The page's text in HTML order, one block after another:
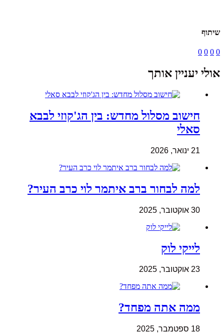
שיתוף
0
0
0
0
אולי יעניין אותך
חישוב מסלול מחדש: בין הג'קוזי לבבא
סאלי
21 ינואר, 2026
למה לבחור ברב איתמר לוי כרב העיר?
30 אוקטובר, 2025
לייקי לוק
23 אוקטובר, 2025
ממה אתה מפחד?
18 ספטמבר, 2025